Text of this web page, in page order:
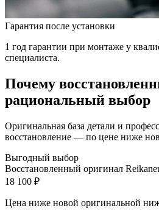
Гарантия после установки
1 год гарантии при монтаже у
специалиста.
Почему
рациональный выбор
Оригинальная база детали и
восстановление — по цене ниже
Выгодный выбор
Восстановленный оригинал
18 100 ₽
Цена ниже новой оригинальной